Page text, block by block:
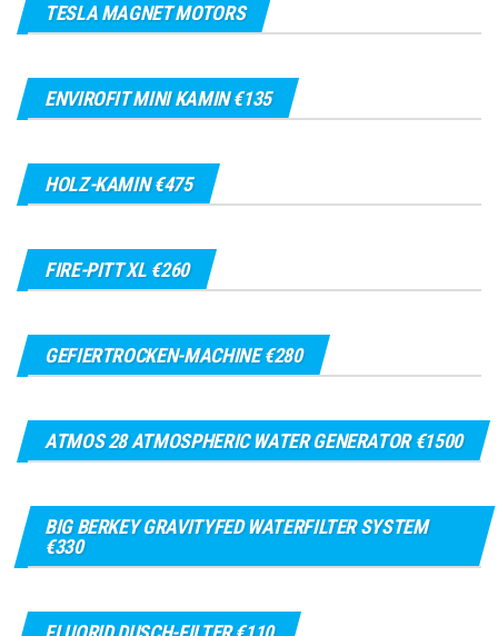
TESLA MAGNET MOTORS
ENVIROFIT MINI KAMIN €135
HOLZ-KAMIN €475
FIRE-PITT XL €260
GEFIERTROCKEN-MACHINE €280
ATMOS 28 ATMOSPHERIC WATER GENERATOR €1500
BIG BERKEY GRAVITYFED WATERFILTER SYSTEM
€330